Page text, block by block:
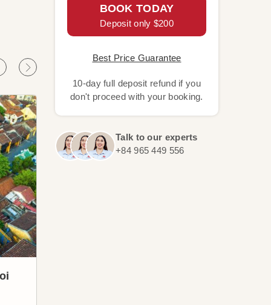
BOOK TODAY
Deposit only $200
Best Price Guarantee
10-day full deposit refund if you
don't proceed with your booking.
Talk to our experts
+84 965 449 556